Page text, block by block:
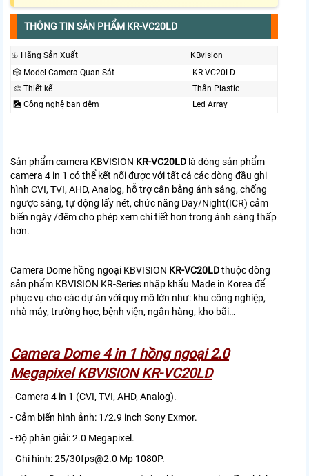
THÔNG TIN SẢN PHẨM KR-VC20LD
♋ Hãng Sản Xuất
KBvision
🎲 Model Camera Quan Sát
KR-VC20LD
🎨 Thiết kế
Thân Plastic
🎑 Công nghệ ban đêm
Led Array
Sản phẩm camera KBVISION KR-VC20LD là dòng sản phẩm
camera 4 in 1 có thể kết nối được với tất cả các dòng đầu ghi
hình CVI, TVI, AHD, Analog, hỗ trợ cân bằng ánh sáng, chống
ngược sáng, tự động lấy nét, chức năng Day/Night(ICR) cảm
biến ngày /đêm cho phép xem chi tiết hơn trong ánh sáng thấp
hơn.
Camera Dome hồng ngoại KBVISION KR-VC20LDthuộc dòng
sản phẩm KBVISION KR-Series nhập khẩu Made in Korea để
phục vụ cho các dự án với quy mô lớn như: khu công nghiệp,
nhà máy, trường học, bệnh viện, ngân hàng, kho bãi…
Camera Dome 4 in 1 hồng ngoại 2.0
Megapixel KBVISION KR-VC20LD
- Camera 4 in 1 (CVI, TVI, AHD, Analog).
- Cảm biến hình ảnh: 1/2.9 inch Sony Exmor.
- Độ phân giải: 2.0 Megapixel.
- Ghi hình: 25/30fps@2.0 Mp 1080P.